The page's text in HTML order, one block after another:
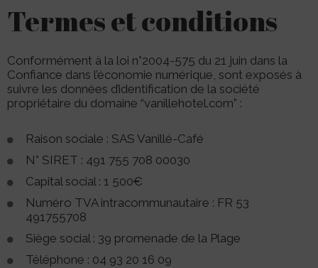
Termes et conditions
Conformément à la loi n°2004-575 du 21 juin dans la
Confiance dans l’économie numérique, sont exposés à
suivre les données d’identification de la société
propriétaire du domaine “vanillehotel.com” :
Raison sociale : SAS Vanillé-Café
N° SIRET : 491 755 708 00030
Capital social : 1 500€
Numéro TVA intracommunautaire : FR 53
491755708
Siège social : 39 promenade de la Plage
Téléphone : 04 93 20 16 09